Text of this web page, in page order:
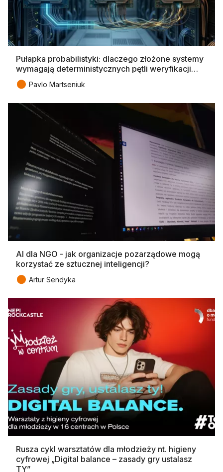
Pułapka probabilistyki: dlaczego złożone systemy
wymagają deterministycznych pętli weryfikacji…
● Pavlo Martseniuk
AI dla NGO - jak organizacje pozarządowe mogą
korzystać ze sztucznej inteligencji?
● Artur Sendyka
Rusza cykl warsztatów dla młodzieży nt. higieny
cyfrowej „Digital balance – zasady gry ustalasz
TY”